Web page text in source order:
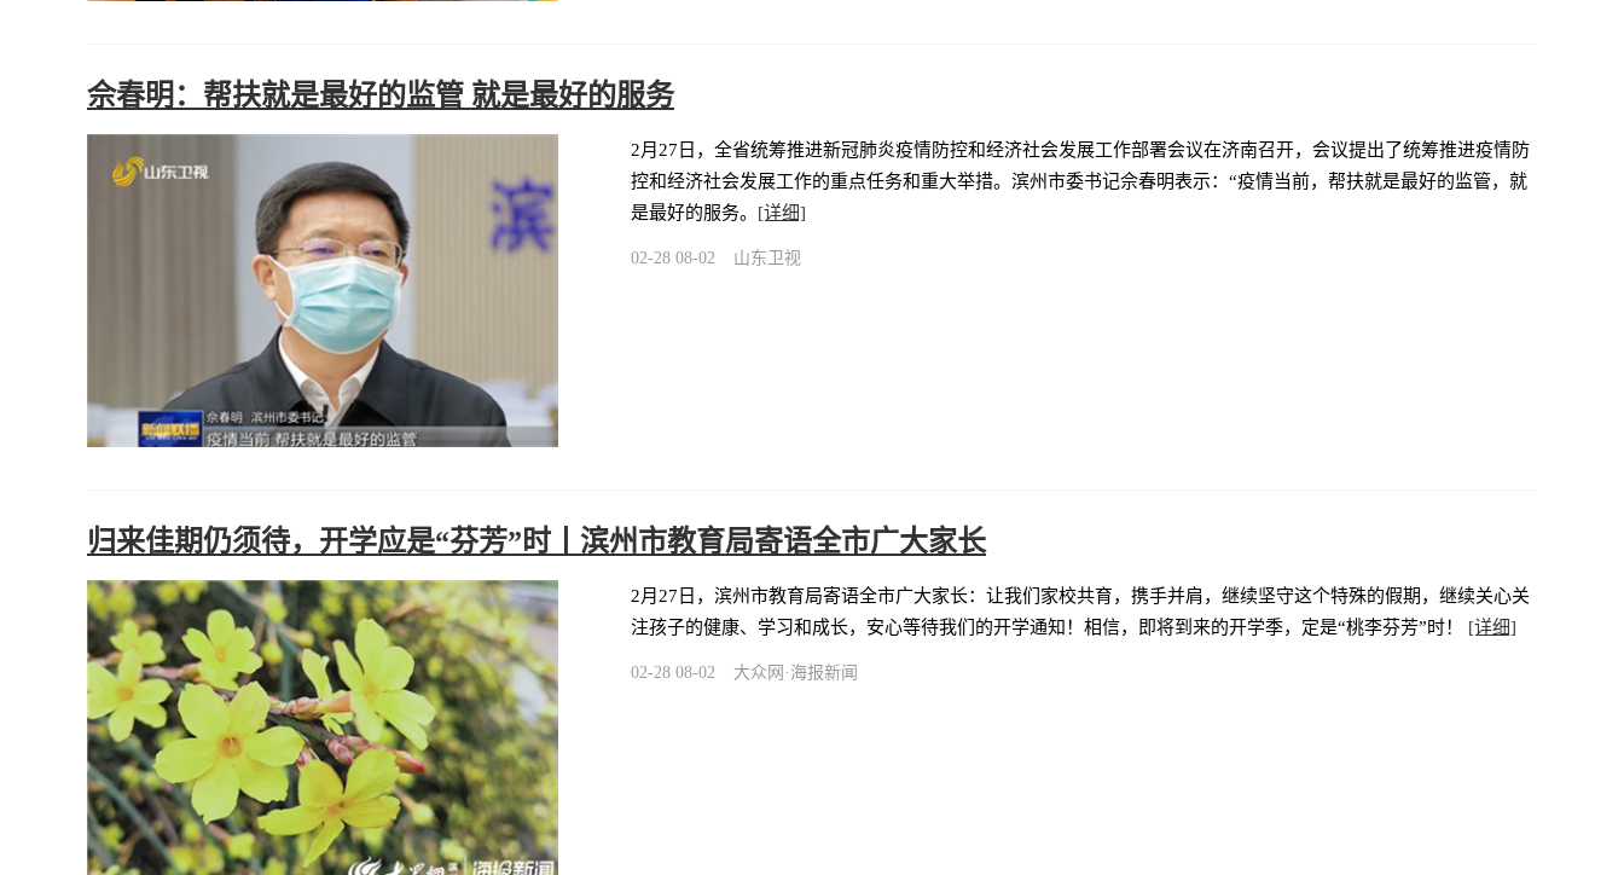
佘春明：帮扶就是最好的监管 就是最好的服务
2月27日，全省统筹推进新冠肺炎疫情防控和经济社会发展工作部署会议在济南召开，会议提出了统筹推进疫情防
控和经济社会发展工作的重点任务和重大举措。滨州市委书记佘春明表示：“疫情当前，帮扶就是最好的监管，就
是最好的服务。 [详细]
02-28 08-02 山东卫视
归来佳期仍须待，开学应是“芬芳”时丨滨州市教育局寄语全市广大家长
2月27日，滨州市教育局寄语全市广大家长：让我们家校共育，携手并肩，继续坚守这个特殊的假期，继续关心关
注孩子的健康、学习和成长，安心等待我们的开学通知！相信，即将到来的开学季，定是“桃李芬芳”时！ [详细]
02-28 08-02 大众网·海报新闻